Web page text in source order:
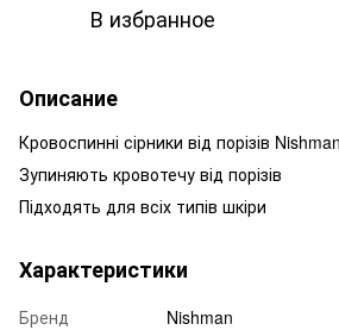
В избранное
Описание
Кровоспинні сірники від порізів
Зупиняють кровотечу від порізів
Підходять для всіх типів шкіри
Характеристики
Бренд
Nishman